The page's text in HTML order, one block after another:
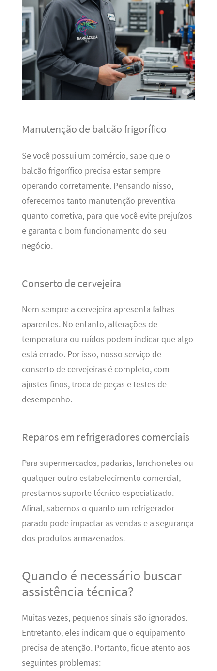
Manutenção de balcão frigorífico
Se você possui um comércio, sabe que o
balcão frigorífico precisa estar sempre
operando corretamente. Pensando nisso,
oferecemos tanto manutenção preventiva
quanto corretiva, para que você evite prejuízos
e garanta o bom funcionamento do seu
negócio.
Conserto de cervejeira
Nem sempre a cervejeira apresenta falhas
aparentes. No entanto, alterações de
temperatura ou ruídos podem indicar que algo
está errado. Por isso, nosso serviço de
conserto de cervejeiras é completo, com
ajustes finos, troca de peças e testes de
desempenho.
Reparos em refrigeradores comerciais
Para supermercados, padarias, lanchonetes ou
qualquer outro estabelecimento comercial,
prestamos suporte técnico especializado.
Afinal, sabemos o quanto um refrigerador
parado pode impactar as vendas e a segurança
dos produtos armazenados.
Quando é necessário buscar
assistência técnica?
Muitas vezes, pequenos sinais são ignorados.
Entretanto, eles indicam que o equipamento
precisa de atenção. Portanto, fique atento aos
seguintes problemas: